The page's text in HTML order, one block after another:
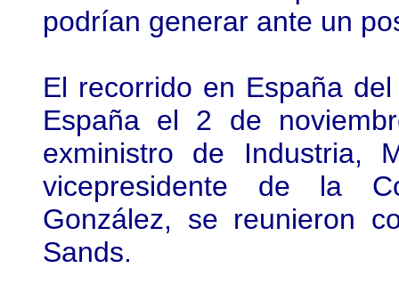
podrían generar ante un
El recorrido en España
España el 2 de
exministro de Industria,
vicepresidente de la
González, se reunieron
Sands.